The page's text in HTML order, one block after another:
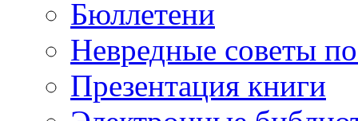
Бюллетени
Невредные советы
Презентация книги